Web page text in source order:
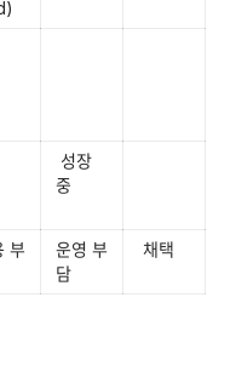
중
부
운영 부
담
채택